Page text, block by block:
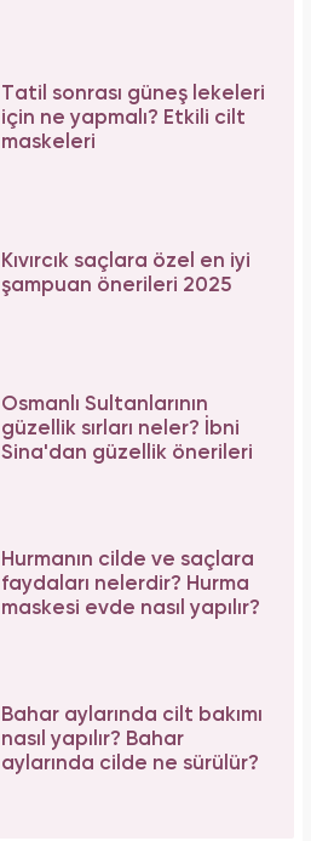
Tatil sonrası güneş lekeleri
için ne yapmalı? Etkili cilt
maskeleri
Kıvırcık saçlara özel en iyi
şampuan önerileri 2025
Osmanlı Sultanlarının
güzellik sırları neler? İbni
Sina'dan güzellik önerileri
Hurmanın cilde ve saçlara
faydaları nelerdir? Hurma
maskesi evde nasıl yapılır?
Bahar aylarında cilt bakımı
nasıl yapılır? Bahar
aylarında cilde ne sürülür?